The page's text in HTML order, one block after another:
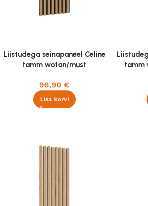
Liistudega seinapaneel Celine
tamm wotan/must
96,90 €
Lisa korvi
tamm